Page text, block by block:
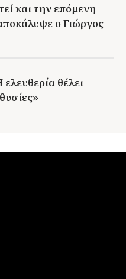
και την επόμενη
ο Γιώργος
θέλει